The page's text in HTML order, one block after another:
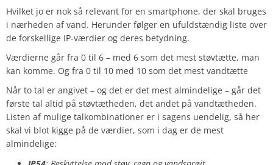
Hvilket jo er nok så relevant for en smartphone, der skal bruges
i nærheden af vand. Herunder følger en ufuldstændig liste over
de forskellige IP-værdier og deres betydning.
Værdierne går fra 0 til 6 – med 6 som det mest støvtætte, man
kan komme. Og fra 0 til 10 med 10 som det mest vandtætte
Når to tal er angivet – og det er det mest almindelige – går det
første tal altid på støvtætheden, det andet på vandtætheden.
Listen af mulige talkombinationer er i sagens uendelig, så her
skal vi blot kigge på de værdier, som i dag er de mest
almindelige: